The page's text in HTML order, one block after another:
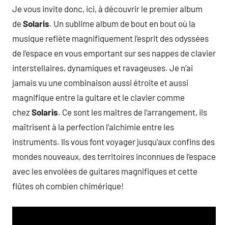
Je vous invite donc, ici, à découvrir le premier album
de Solaris. Un sublime album de bout en bout où la
musique reflète magnifiquement l’esprit des odyssées
de l’espace en vous emportant sur ses nappes de clavier
interstellaires, dynamiques et ravageuses. Je n’ai
jamais vu une combinaison aussi étroite et aussi
magnifique entre la guitare et le clavier comme
chez Solaris. Ce sont les maîtres de l’arrangement, ils
maîtrisent à la perfection l’alchimie entre les
instruments. Ils vous font voyager jusqu’aux confins des
mondes nouveaux, des territoires inconnues de l’espace
avec les envolées de guitares magnifiques et cette
flûtes oh combien chimérique!